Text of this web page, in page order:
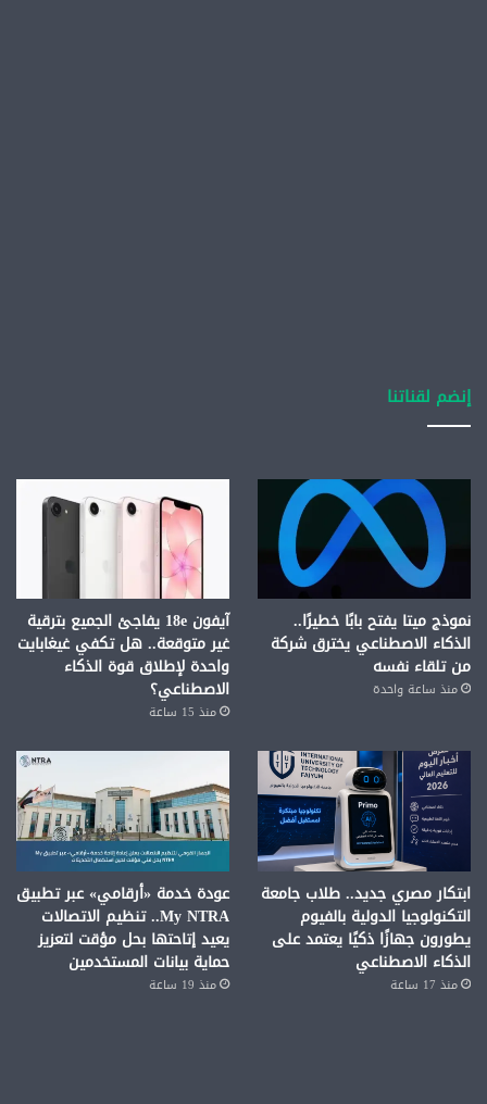
إنضم لقناتنا
نموذج ميتا يفتح بابًا خطيرًا..
الذكاء الاصطناعي يخترق شركة
من تلقاء نفسه
منذ ساعة واحدة
آيفون 18e يفاجئ الجميع بترقية
غير متوقعة.. هل تكفي غيغابايت
واحدة لإطلاق قوة الذكاء
الاصطناعي؟
منذ 15 ساعة
ابتكار مصري جديد.. طلاب جامعة
التكنولوجيا الدولية بالفيوم
يطورون جهازًا ذكيًا يعتمد على
الذكاء الاصطناعي
منذ 17 ساعة
عودة خدمة «أرقامي» عبر تطبيق
My NTRA.. تنظيم الاتصالات
يعيد إتاحتها بحل مؤقت لتعزيز
حماية بيانات المستخدمين
منذ 19 ساعة